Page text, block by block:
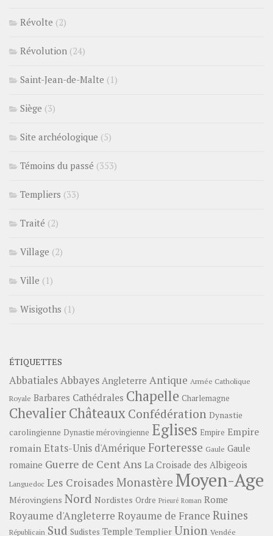
Révolte (2)
Révolution (24)
Saint-Jean-de-Malte (1)
Siège (3)
Site archéologique (5)
Témoins du passé (353)
Templiers (33)
Traité (2)
Village (2)
Ville (1)
Wisigoths (1)
ÉTIQUETTES
Abbatiales Abbayes Angleterre Antique Armée Catholique
Royale Barbares Cathédrales Chapelle Charlemagne
ChevalierChâteauxConfédération Dynastie
carolingienne Dynastie mérovingienne Eglises Empire Empire
romainEtats-Unis d'Amérique Forteresse Gaule Gaule
romaine Guerre de Cent Ans La Croisade des Albigeois
Languedoc Les Croisades Monastère Moyen-Age
Mérovingiens Nord Nordistes Ordre Prieuré Roman Rome
Royaume d'Angleterre Royaume de France Ruines
Républicain Sud Sudistes Temple Templier Union Vendée